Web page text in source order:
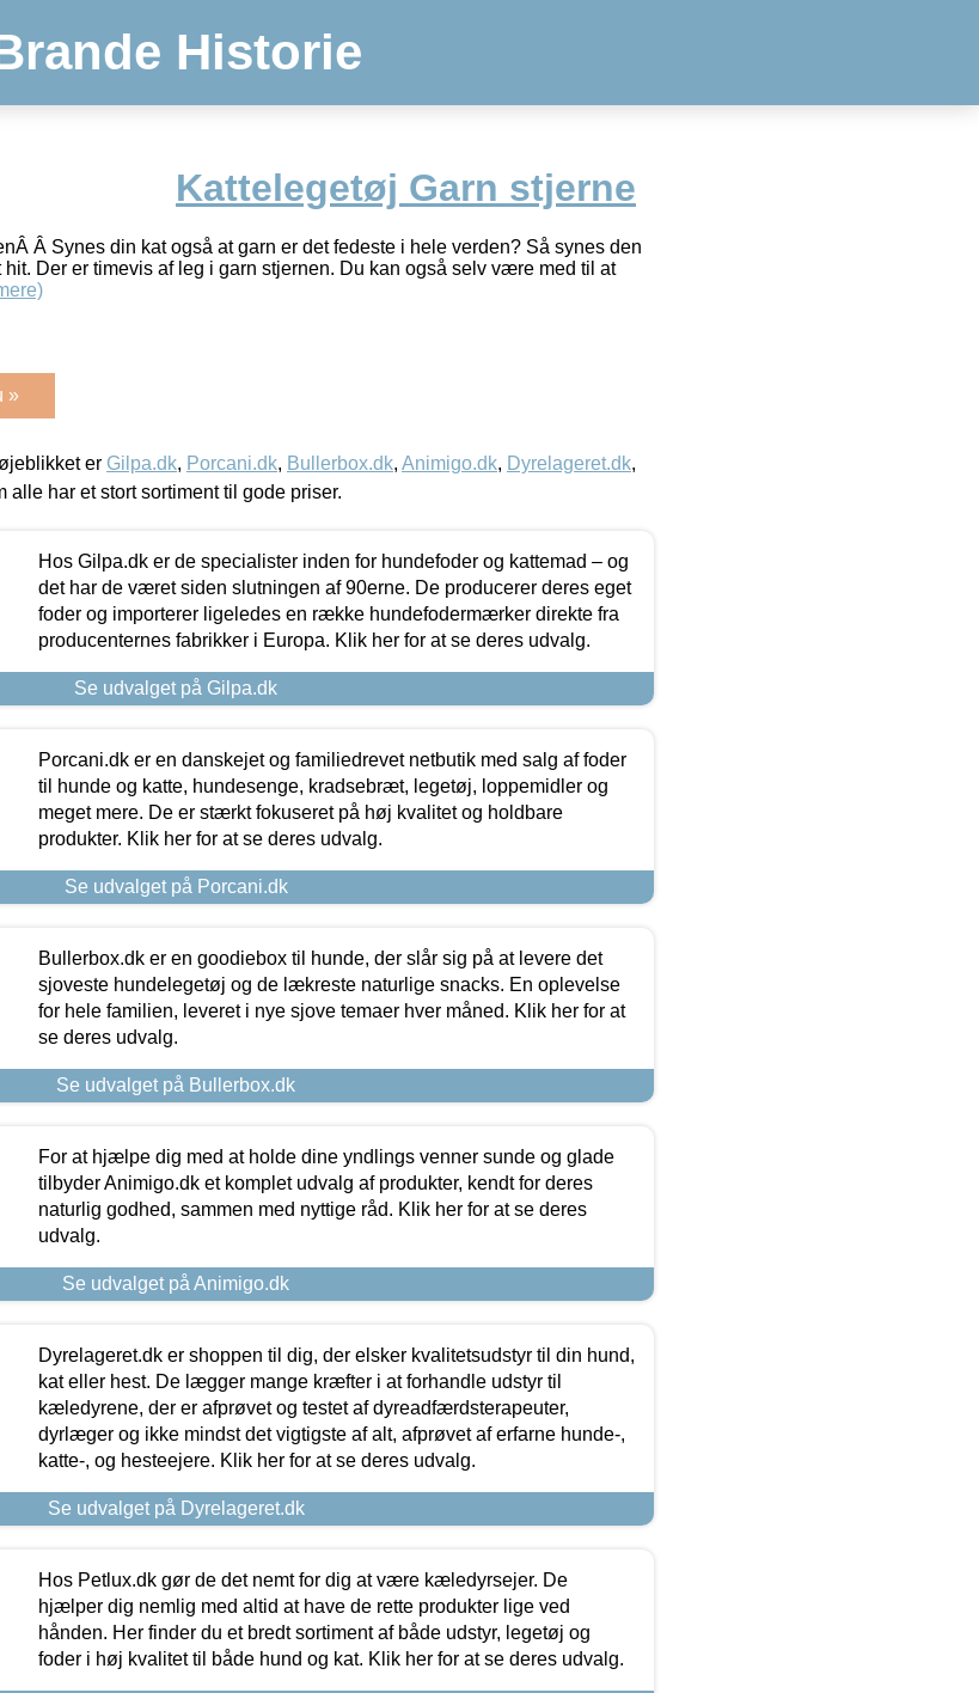
Historie
Kattelegetøj Garn stjerne
Â Synes din kat også at garn er det fedeste i hele verden? Så synes den
Der er timevis af leg i garn stjernen. Du kan også selv være med til at
»
er Gilpa.dk, Porcani.dk, Bullerbox.dk, Animigo.dk, Dyrelageret.dk,
alle har et stort sortiment til gode priser.
Hos Gilpa.dk er de specialister inden for hundefoder og kattemad – og
det har de været siden slutningen af 90erne. De producerer deres eget
foder og importerer ligeledes en række hundefodermærker direkte fra
producenternes fabrikker i Europa. Klik her for at se deres udvalg.
Se udvalget på Gilpa.dk
Porcani.dk er en danskejet og familiedrevet netbutik med salg af foder
til hunde og katte, hundesenge, kradsebræt, legetøj, loppemidler og
meget mere. De er stærkt fokuseret på høj kvalitet og holdbare
produkter. Klik her for at se deres udvalg.
Se udvalget på Porcani.dk
Bullerbox.dk er en goodiebox til hunde, der slår sig på at levere det
sjoveste hundelegetøj og de lækreste naturlige snacks. En oplevelse
for hele familien, leveret i nye sjove temaer hver måned. Klik her for at
se deres udvalg.
Se udvalget på Bullerbox.dk
For at hjælpe dig med at holde dine yndlings venner sunde og glade
tilbyder Animigo.dk et komplet udvalg af produkter, kendt for deres
naturlig godhed, sammen med nyttige råd. Klik her for at se deres
udvalg.
Se udvalget på Animigo.dk
Dyrelageret.dk er shoppen til dig, der elsker kvalitetsudstyr til din hund,
kat eller hest. De lægger mange kræfter i at forhandle udstyr til
kæledyrene, der er afprøvet og testet af dyreadfærdsterapeuter,
dyrlæger og ikke mindst det vigtigste af alt, afprøvet af erfarne hunde-,
katte-, og hesteejere. Klik her for at se deres udvalg.
Se udvalget på Dyrelageret.dk
Hos Petlux.dk gør de det nemt for dig at være kæledyrsejer. De
hjælper dig nemlig med altid at have de rette produkter lige ved
hånden. Her finder du et bredt sortiment af både udstyr, legetøj og
foder i høj kvalitet til både hund og kat. Klik her for at se deres udvalg.